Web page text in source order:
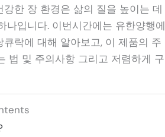
강한 장 환경은 삶의 질을 높이는
나입니다. 이번시간에는 유한양행
큐락에 대해 알아보고, 이 제품의
법 및 주의사항 그리고 저렴하게